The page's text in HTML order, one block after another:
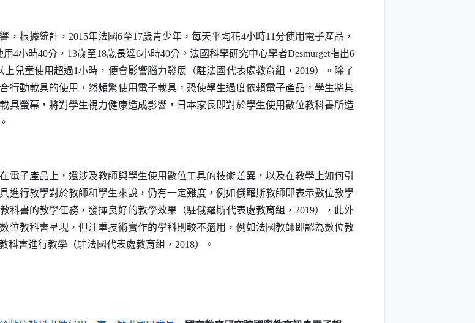
據統計，2015年法國6至17歲青少年，每天平均花4小時11分使用電子產品，
4小時40分，13歲至18歲長達6小時40分。法國科學研究中心學者Desmurget指出6
兒童使用超過1小時，便會影響腦力發展（駐法國代表處教育組，2019）。除了
行動載具的使用，然頻繁使用電子載具，恐使學生過度依賴電子產品，學生將其
具螢幕，將對學生視力健康造成影響，日本家長即對於學生使用數位教科書所造
子產品上，還涉及教師與學生使用數位工具的技術差異，以及在教學上如何引
進行教學對於教師和學生來說，仍有一定難度，例如俄羅斯教師即表示數位教學
科書的教學任務，發揮良好的教學效果（駐俄羅斯代表處教育組，2019），此外
位教科書呈現，但注重技術實作的學科則較不適用，例如法國教師即認為數位教
書進行教學（駐法國代表處教育組，2018）。